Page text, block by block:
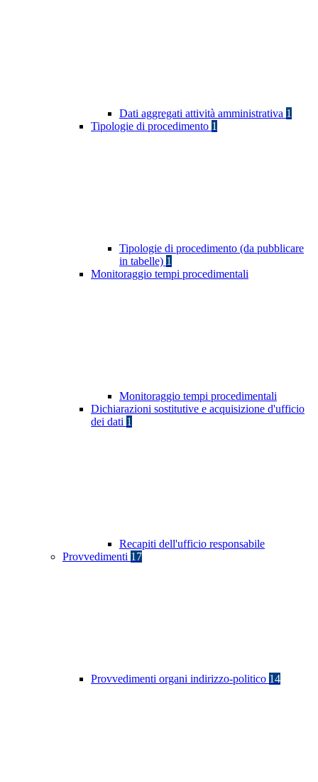
Dati aggregati attività amministrativa 1
Tipologie di procedimento 1
Tipologie di procedimento (da pubblicare
in tabelle) 1
Monitoraggio tempi procedimentali
Monitoraggio tempi procedimentali
Dichiarazioni sostitutive e acquisizione d'ufficio
dei dati 1
Recapiti dell'ufficio responsabile
Provvedimenti 17
Provvedimenti organi indirizzo-politico 14